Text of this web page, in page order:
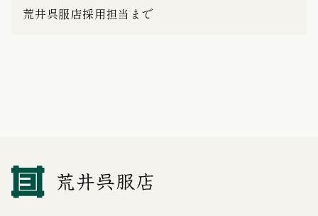
荒井呉服店採用担当まで